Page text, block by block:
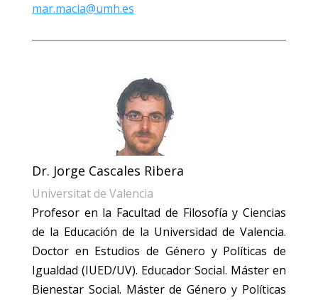
mar.macia@umh.es
Dr. Jorge Cascales Ribera
Universitat de Valencia
Profesor en la Facultad de Filosofía y Ciencias
de la Educación de la Universidad de Valencia.
Doctor en Estudios de Género y Políticas de
Igualdad (IUED/UV). Educador Social. Máster en
Bienestar Social. Máster de Género y Políticas